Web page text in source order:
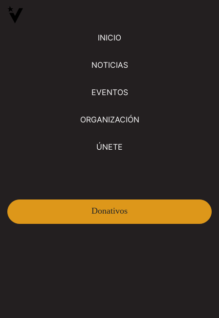
INICIO
NOTICIAS
EVENTOS
ORGANIZACIÓN
ÚNETE
Donativos